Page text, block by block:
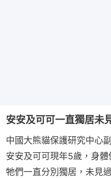
安安及可可一直獨居未
中國大熊貓保護研究中心
安安及可可現年5歲，身
牠們一直分別獨居，未見